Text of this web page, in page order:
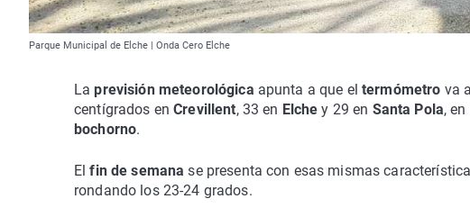
Parque Municipal de Elche | Onda Cero Elche
Laprevisión meteorológica apunta a que eltermómetro va
centígrados enCrevillent, 33 en Elchey 29 en Santa Pola,
bochorno.
Elfin de semanase presenta con esas mismas
rondando los 23-24 grados.